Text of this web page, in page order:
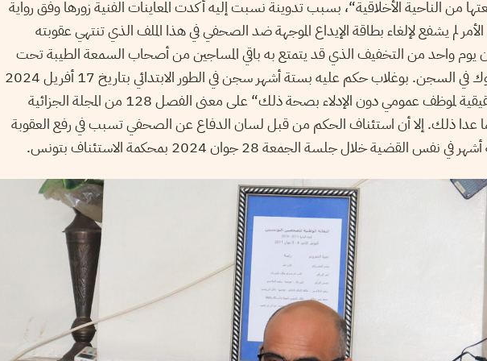
من الناحية الأخلاقية“، بسبب تدوينة نسبت إليه أكدت المعاينات الفنية زورها وفق رواية
لم يشفع لإلغاء بطاقة الإيداع الموجهة ضد الصحفي في هذا الملف الذي تنتهي عقوبته
يوم واحد من التخفيف الذي قد يتمتع به باقي المساجين من أصحاب السمعة الطيبة تحت
بند حسن السيرة والسلوك في السجن. بوغلاب حكم عليه بستة أشهر سجن في الطور الابتدائي بتاريخ 17 أفريل 2024
بتهمة ”نسبة أمور غير حقيقية لموظف عمومي دون الإدلاء بصحة ذلك“ على معنى الفصل 128 من المجلة الجزائية
عدا ذلك. إلا أن استئناف الحكم من قبل لسان الدفاع عن الصحفي تسبب في رفع العقوبة
خلال جلسة الجمعة 28 جوان 2024 بمحكمة الاستئناف بتونس.